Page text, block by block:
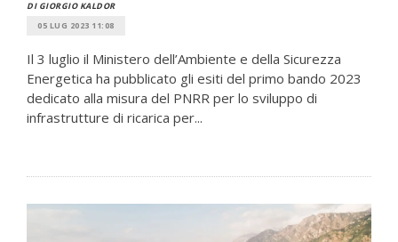
DI GIORGIO KALDOR
05 LUG 2023 11:08
Il 3 luglio il Ministero dell’Ambiente e della Sicurezza
Energetica ha pubblicato gli esiti del primo bando 2023
dedicato alla misura del PNRR per lo sviluppo di
infrastrutture di ricarica per...